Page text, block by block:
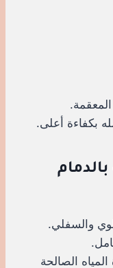
بكفاءة أعلى.
والسفلي.
الصالحة